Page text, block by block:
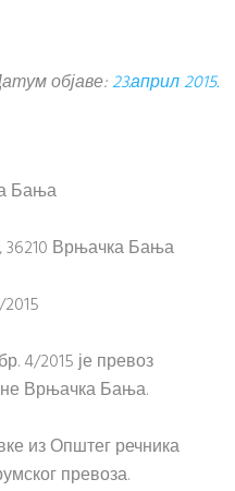
објаве:23.април 2015.
Бања
36210 Врњачка Бања
4/2015 је превоз
Врњачка Бања.
из Општег речника
превоза.